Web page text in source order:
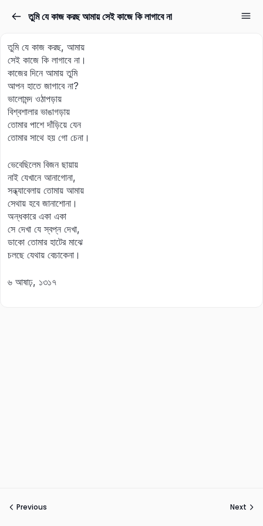
তুমি যে কাজ করছ আমায় সেই কাজে কি লাগাবে না
তুমি যে কাজ করছ, আমায়
সেই কাজে কি লাগাবে না।
কাজের দিনে আমায় তুমি
আপন হাতে জাগাবে না?
ভালোমন্দ ওঠাপড়ায়
বিশ্বশালার ভাঙাগড়ায়
তোমার পাশে দাঁড়িয়ে যেন
তোমার সাথে হয় গো চেনা।
ভেবেছিলেম বিজন ছায়ায়
নাই যেখানে আনাগোনা,
সন্ধ্যাবেলায় তোমায় আমায়
সেথায় হবে জানাশোনা।
অন্ধকারে একা একা
সে দেখা যে স্বপ্ন দেখা,
ডাকো তোমার হাটের মাঝে
চলছে যেথায় বেচাকেনা।
৬ আষাঢ়, ১৩১৭
Previous Next
Don’t have an account?
Remember me